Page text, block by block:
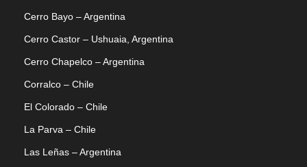
Cerro Bayo – Argentina
Cerro Castor – Ushuaia, Argentina
Cerro Chapelco – Argentina
Corralco – Chile
El Colorado – Chile
La Parva – Chile
Las Leñas – Argentina